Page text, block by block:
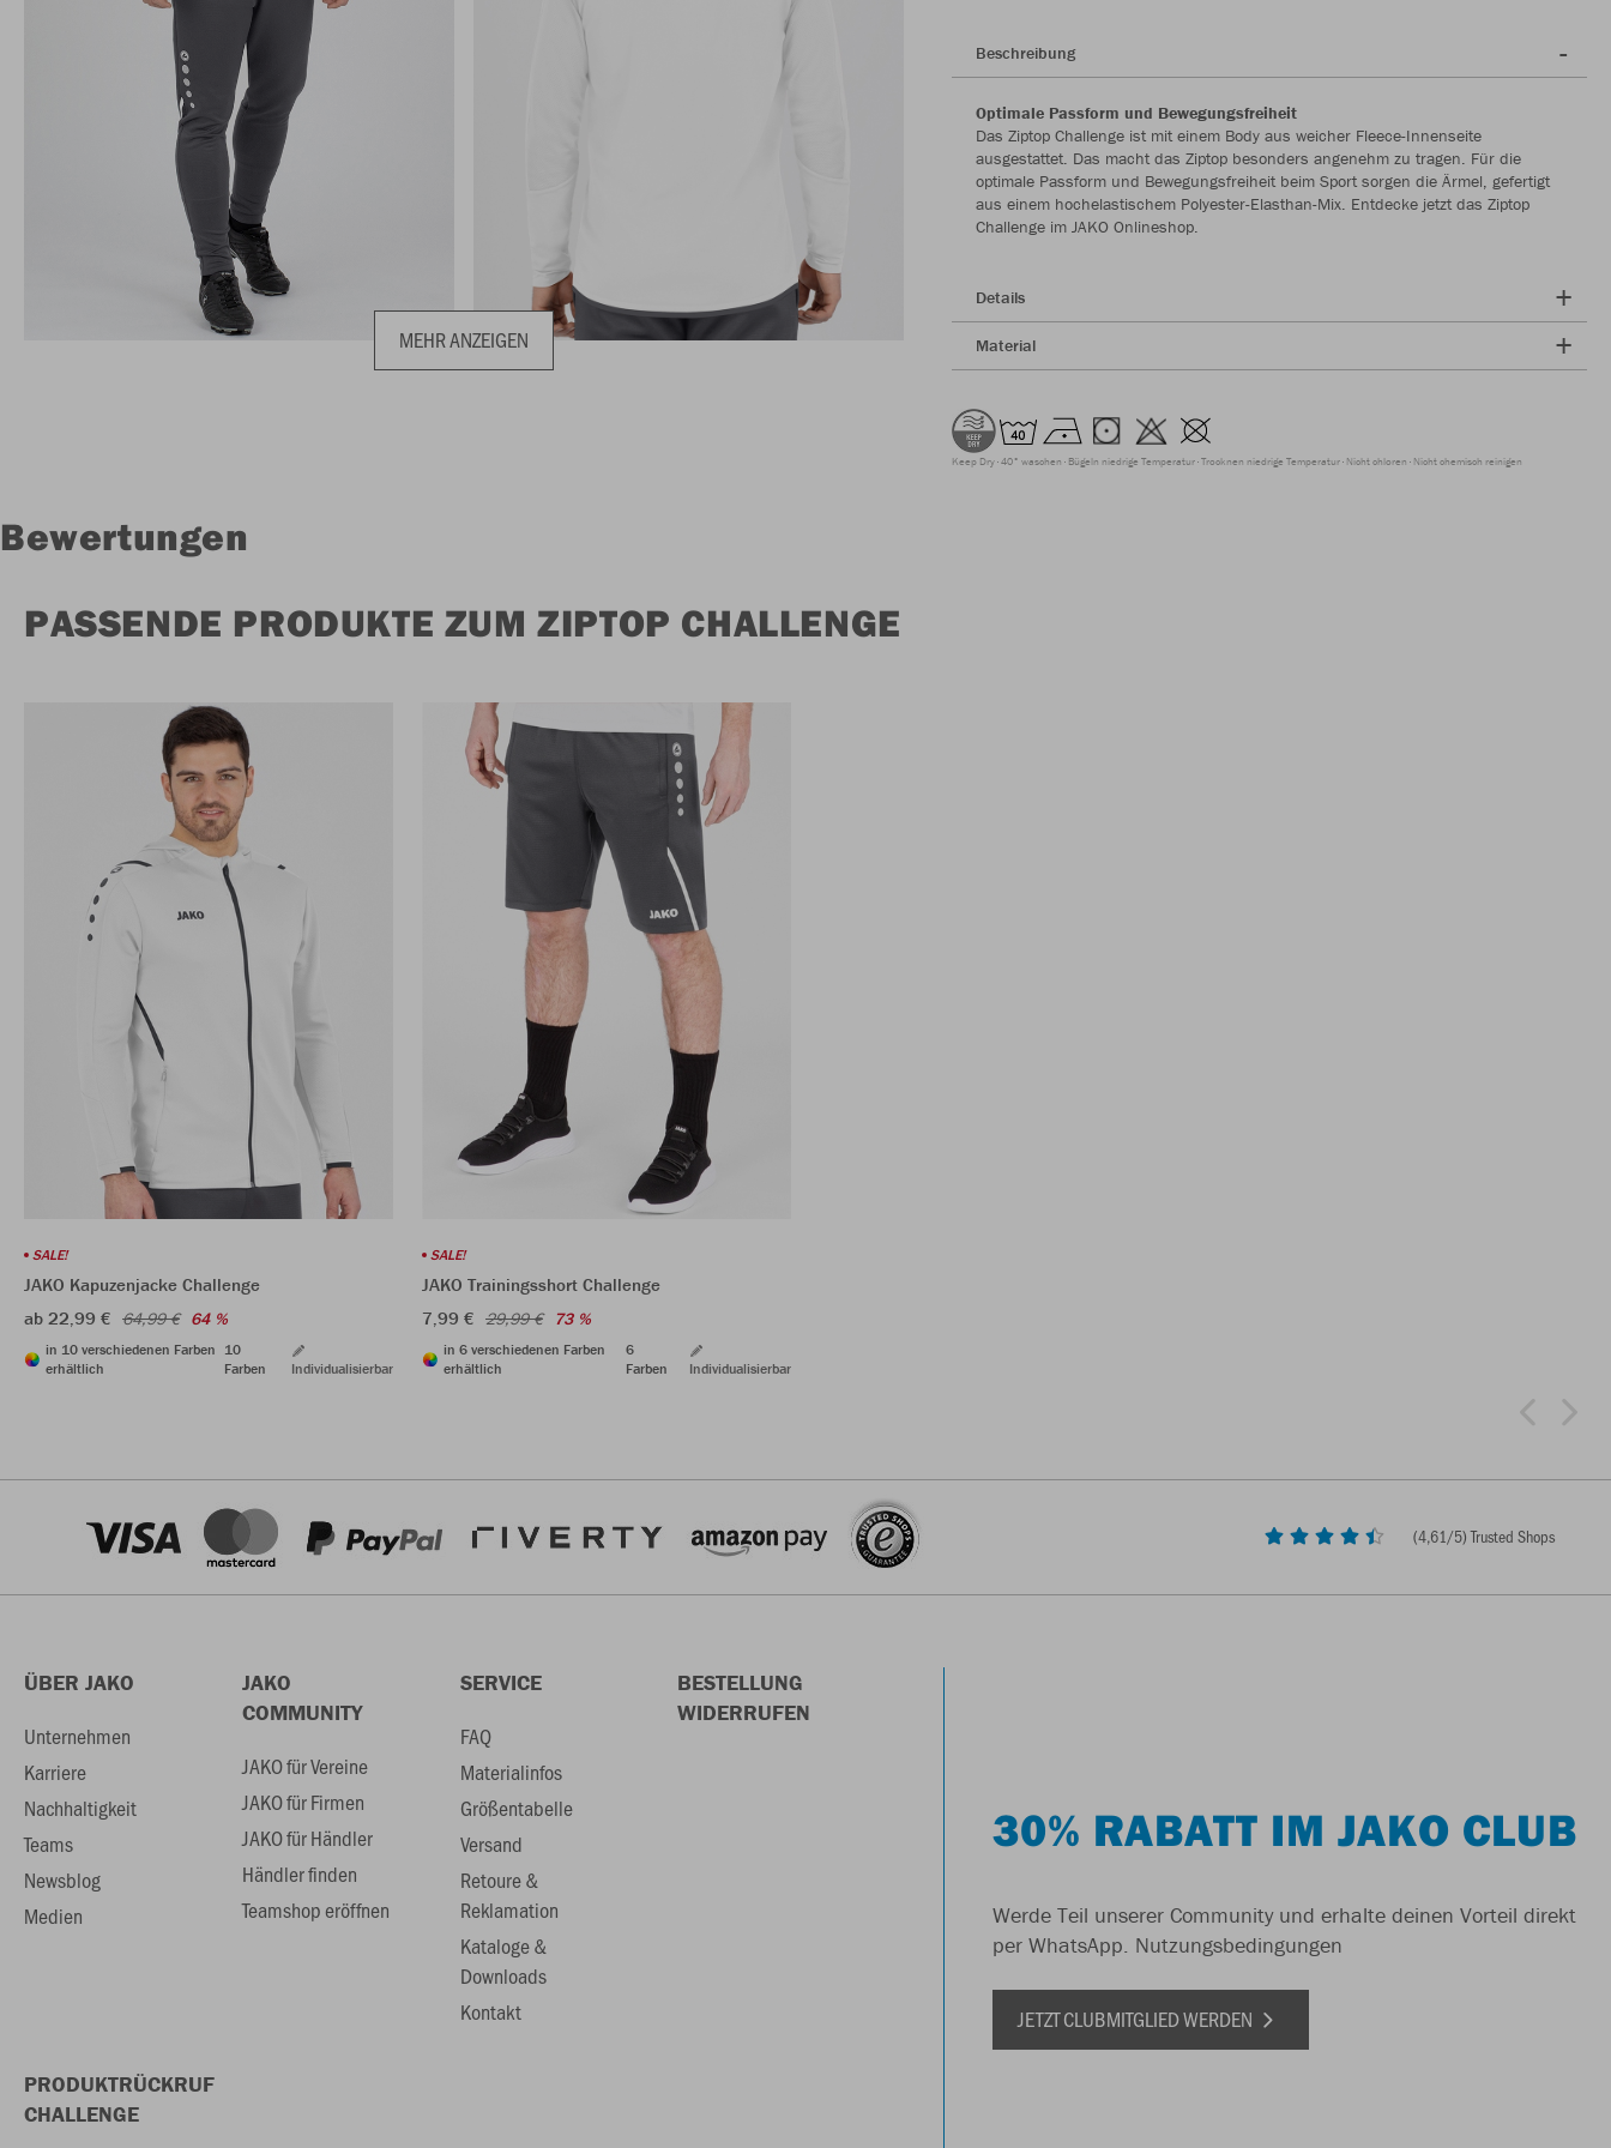
MEHR ANZEIGEN
Beschreibung
Optimale Passform und Bewegungsfreiheit
Das Ziptop Challenge ist mit einem Body aus weicher Fleece-Innenseite
ausgestattet. Das macht das Ziptop besonders angenehm zu tragen. Für die
optimale Passform und Bewegungsfreiheit beim Sport sorgen die Ärmel, gefertigt
aus einem hochelastischem Polyester-Elasthan-Mix. Entdecke jetzt das Ziptop
Challenge im JAKO Onlineshop.
Details
Material
Keep Dry 40° waschen Bügeln niedrige Temperatur Trocknen niedrige Temperatur Nicht chloren Nicht chemisch reinigen
Bewertungen
PASSENDE PRODUKTE ZUM ZIPTOP CHALLENGE
SALE!
JAKO Kapuzenjacke Challenge
ab 22,99 € 64,99 € 64 %
in 10 verschiedenen Farben
erhältlich
10
Farben
Individualisierbar
SALE!
JAKO Trainingsshort Challenge
7,99 € 29,99 € 73 %
in 6 verschiedenen Farben
erhältlich
6
Farben
Individualisierbar
(4,61/5) Trusted Shops
ÜBER JAKO
Unternehmen
Karriere
Nachhaltigkeit
Teams
Newsblog
Medien
JAKO
COMMUNITY
JAKO für Vereine
JAKO für Firmen
JAKO für Händler
Händler finden
Teamshop eröffnen
SERVICE
FAQ
Materialinfos
Größentabelle
Versand
Retoure &
Reklamation
Kataloge &
Downloads
Kontakt
BESTELLUNG
WIDERRUFEN
PRODUKTRÜCKRUF
CHALLENGE
30% RABATT IM JAKO CLUB
Werde Teil unserer Community und erhalte deinen Vorteil direkt
per WhatsApp. Nutzungsbedingungen
JETZT CLUBMITGLIED WERDEN